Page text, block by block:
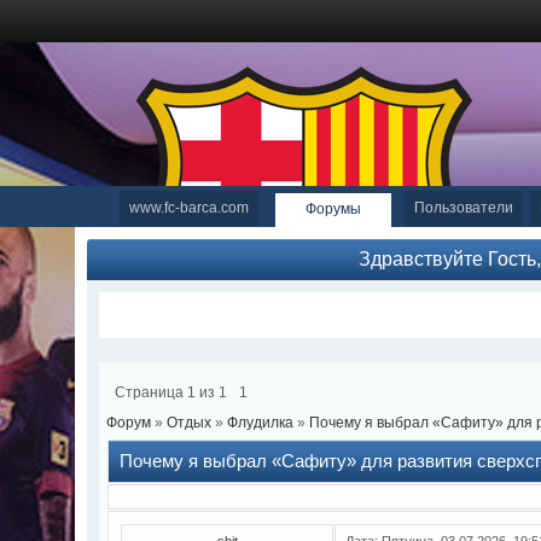
www.fc-barca.com Форумы Пользователи
Здравствуйте
Страница 1 из 1
1
Форум » Отдых » Флудилка » Почему я выбрал «Сафиту» для
Почему я выбрал «Сафиту» для развития